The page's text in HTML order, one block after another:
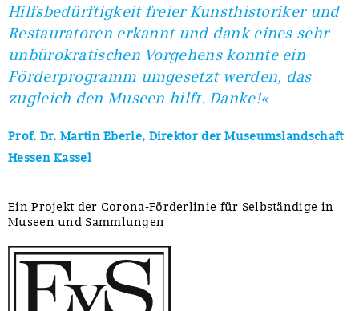
Hilfsbedürftigkeit freier Kunsthistoriker und
Restauratoren erkannt und dank eines sehr
unbürokratischen Vorgehens konnte ein
Förderprogramm umgesetzt werden, das
zugleich den Museen hilft. Danke!«
Prof. Dr. Martin Eberle, Direktor der Museumslandschaft
Hessen Kassel
Ein Projekt der Corona-Förderlinie für Selbständige in
Museen und Sammlungen